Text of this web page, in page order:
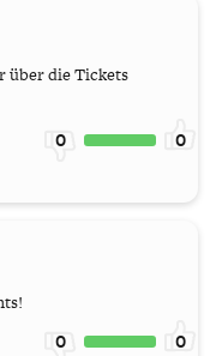
über die Tickets
0 0
0 0